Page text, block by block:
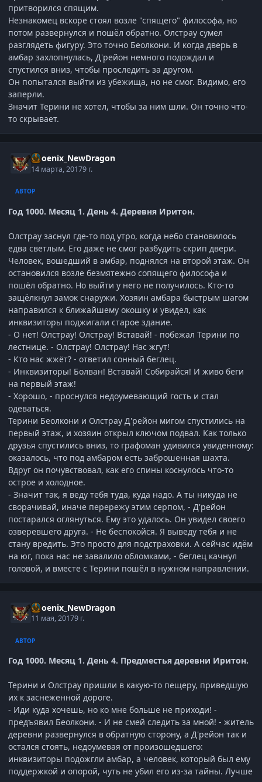
притворился спящим.
Незнакомец вскоре стоял возле "спящего" философа, но
потом развернулся и пошёл обратно. Олстрау сумел
разглядеть фигуру. Это точно Беолкони. И когда дверь в
амбар захлопнулась, Д'рейон немного подождал и
спустился вниз, чтобы проследить за другом.
Он попытался выйти из убежища, но не смог. Видимо, его
заперли.
Значит Терини не хотел, чтобы за ним шли. Он точно что-
то скрывает.
Phoenix_NewDragon
14 марта, 20179 г.
АВТОР
Год 1000. Месяц 1. День 4. Деревня Иритон.
Олстрау заснул где-то под утро, когда небо становилось
едва светлым. Его даже не смог разбудить скрип двери.
Человек, вошедший в амбар, поднялся на второй этаж. Он
остановился возле безмятежно сопящего философа и
пошёл обратно. Но выйти у него не получилось. Кто-то
защёлкнул замок снаружи. Хозяин амбара быстрым шагом
направился к ближайшему окошку и увидел, как
инквизиторы поджигали старое здание.
- О нет! Олстрау! Олстрау! Вставай! - побежал Терини по
лестнице. - Олстрау! Олстрау! Нас жгут!
- Кто нас жжёт? - ответил сонный беглец.
- Инквизиторы! Болван! Вставай! Собирайся! И живо беги
на первый этаж!
- Хорошо, - проснулся недоумевающий гость и стал
одеваться.
Терини Беолкони и Олстрау Д'рейон мигом спустились на
первый этаж, и хозяин открыл ключом подвал. Как только
друзья спустились вниз, то графоман удивился увиденному:
оказалось, что под амбаром есть заброшенная шахта.
Вдруг он почувствовал, как его спины коснулось что-то
острое и холодное.
- Значит так, я веду тебя туда, куда надо. А ты никуда не
сворачивай, иначе перережу этим серпом, - Д'рейон
постарался оглянуться. Ему это удалось. Он увидел своего
озверевшего друга. - Не беспокойся. Я выведу тебя и не
стану вредить. Это просто для подстраховки. А сейчас идём
на юг, пока нас не завалило обломками, - беглец качнул
головой, и вместе с Терини пошёл в нужном направлении.
Phoenix_NewDragon
11 мая, 20179 г.
АВТОР
Год 1000. Месяц 1. День 4. Предместья деревни Иритон.
Терини и Олстрау пришли в какую-то пещеру, приведшую
их к заснеженной дороге.
- Иди куда хочешь, но ко мне больше не приходи! -
предъявил Беолкони. - И не смей следить за мной! - житель
деревни развернулся в обратную сторону, а Д'рейон так и
остался стоять, недоумевая от произошедшего:
инквизиторы подожгли амбар, а человек, который был ему
поддержкой и опорой, чуть не убил его из-за тайны. Лучше